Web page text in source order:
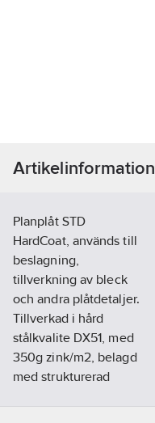
Artikelinformation
Planplåt STD
HardCoat, används till
beslagning,
tillverkning av bleck
och andra plåtdetaljer.
Tillverkad i hård
stålkvalite DX51, med
350g zink/m2, belagd
med strukturerad